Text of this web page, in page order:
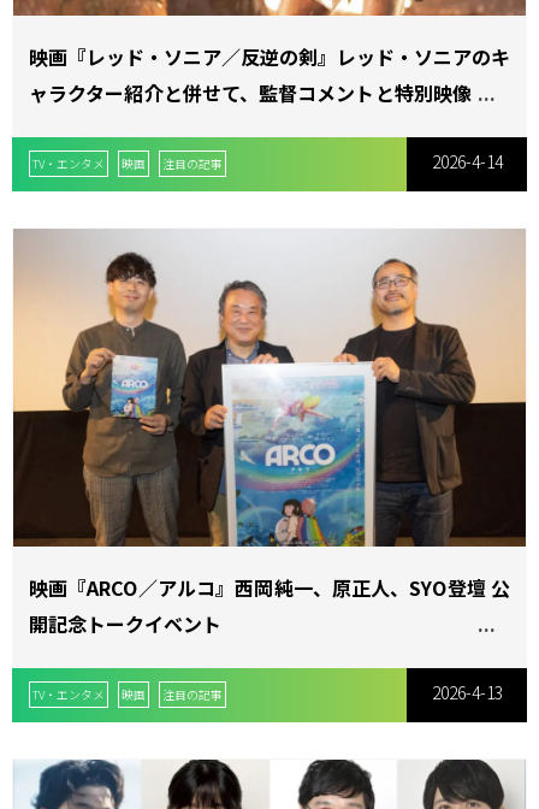
映画『レッド・ソニア／反逆の剣』レッド・ソニアのキ
ャラクター紹介と併せて、監督コメントと特別映像を解
TV・エンタメ 映画 注目の記事 2026-4-14
映画『ARCO／アルコ』西岡純一、原正人、SYO登壇 公
開記念トークイベント
TV・エンタメ 映画 注目の記事 2026-4-13